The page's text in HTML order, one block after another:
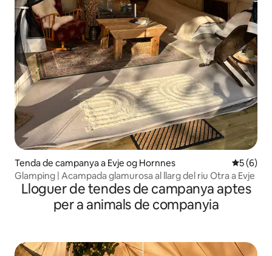
Tenda de campanya a Evje og Hornnes 5 de
5 (6)
Glamping | Acampada glamurosa al llarg del riu Otra a Evje
Lloguer de tendes de campanya aptes
per a animals de companyia